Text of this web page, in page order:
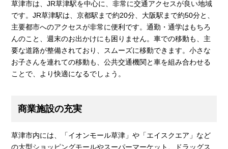
草津市は、JR草津駅を中心に、非常に交通アクセスが良い地域
です。JR草津駅は、京都駅まで約20分、大阪駅まで約50分と、
主要都市へのアクセスが非常に便利です。通勤・通学はもちろ
んのこと、週末のお出かけにも困りません。車での移動も、主
要な道路が整備されており、スムーズに移動できます。小さな
お子さんを連れての移動も、公共交通機関と車を組み合わせる
ことで、より快適になるでしょう。
商業施設の充実
草津市内には、「イオンモール草津」や「エイスクエア」など
の大型ショッピングモールやスーパーマーケット、ドラッグス